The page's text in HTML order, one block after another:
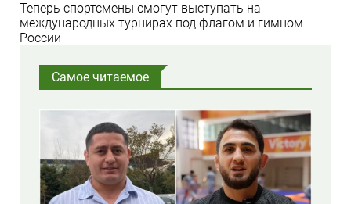
Теперь спортсмены смогут выступать на
международных турнирах под флагом и гимном
России
Самое читаемое